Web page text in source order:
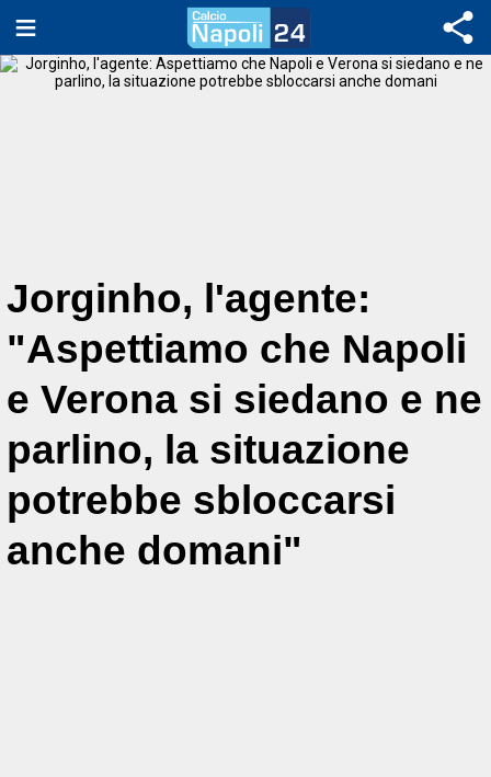
Jorginho, l'agente:
"Aspettiamo che Napoli
e Verona si siedano e ne
parlino, la situazione
potrebbe sbloccarsi
anche domani"